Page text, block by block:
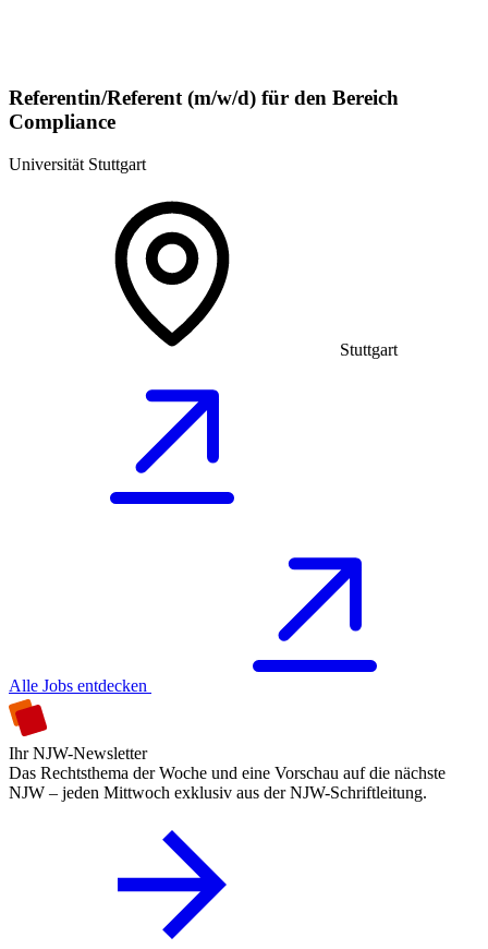
Referentin/Referent (m/w/d) für den Bereich
Compliance
Universität Stuttgart
Stuttgart
Alle Jobs entdecken
Ihr NJW-Newsletter
Das Rechtsthema der Woche und eine Vorschau auf die nächste
NJW – jeden Mittwoch exklusiv aus der NJW-Schriftleitung.